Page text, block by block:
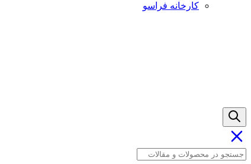
کارخانه فراسو